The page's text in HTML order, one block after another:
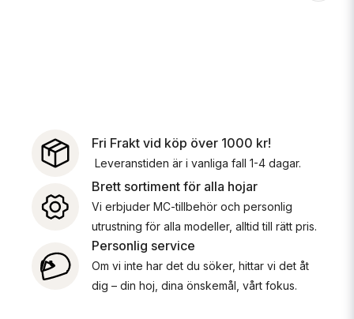
Fri Frakt vid köp över 1000 kr!
Leveranstiden är i vanliga fall 1-4 dagar.
Brett sortiment för alla hojar
Vi erbjuder MC-tillbehör och personlig
utrustning för alla modeller, alltid till rätt pris.
Personlig service
Om vi inte har det du söker, hittar vi det åt
dig – din hoj, dina önskemål, vårt fokus.